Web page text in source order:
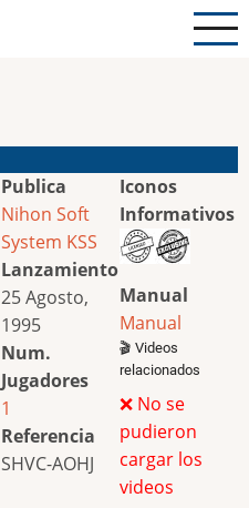
Publica
Nihon Soft
System KSS
Lanzamiento
25 Agosto,
1995
Num.
Jugadores
1
Referencia
SHVC-AOHJ
Iconos
Informativos
Manual
Manual
🎬 Videos
relacionados
❌ No se
pudieron
cargar los
videos